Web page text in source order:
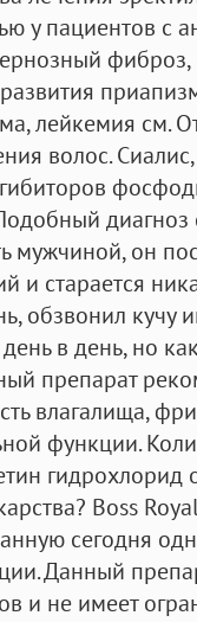
у пациентов
лейкемия см.
волос.
диагноз
мужчиной, он
и старается
обзвонил кучу
в день, но
препарат
влагалища,
функции.
гидрохлорид
Boss
сегодня
Данный
и не имеет